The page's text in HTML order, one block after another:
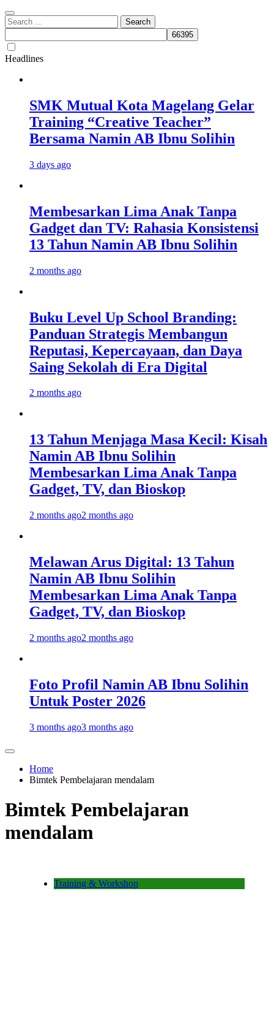
Search
for:
Headlines
SMK Mutual Kota Magelang Gelar
Training “Creative Teacher”
Bersama Namin AB Ibnu Solihin
3 days ago
Membesarkan Lima Anak Tanpa
Gadget dan TV: Rahasia Konsistensi
13 Tahun Namin AB Ibnu Solihin
2 months ago
Buku Level Up School Branding:
Panduan Strategis Membangun
Reputasi, Kepercayaan, dan Daya
Saing Sekolah di Era Digital
2 months ago
13 Tahun Menjaga Masa Kecil: Kisah
Namin AB Ibnu Solihin
Membesarkan Lima Anak Tanpa
Gadget, TV, dan Bioskop
2 months ago2 months ago
Melawan Arus Digital: 13 Tahun
Namin AB Ibnu Solihin
Membesarkan Lima Anak Tanpa
Gadget, TV, dan Bioskop
2 months ago2 months ago
Foto Profil Namin AB Ibnu Solihin
Untuk Poster 2026
3 months ago3 months ago
Home
Bimtek Pembelajaran mendalam
Bimtek Pembelajaran
mendalam
Training & Workshop